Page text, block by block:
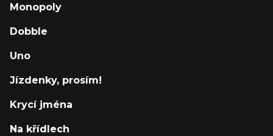
Monopoly
Dobble
Uno
Jízdenky, prosím!
Krycí jména
Na křídlech